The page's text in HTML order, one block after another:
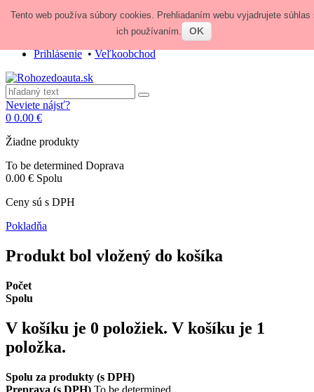
Zavolajte nám:+421 948 84 64 64
obchod@rohozedoauta.sk
Prihlásenie•Veľkoobchod
Neviete nájsť?
0 0.00 €
Žiadne produkty
To be determined Doprava
0.00 € Spolu
Ceny sú s DPH
Pokladňa
Produkt bol vložený do košíka
Počet
Spolu
V košíku je 0 položiek. V košíku je 1
položka.
Spolu za produkty (s DPH)
Preprava (s DPH) To be determined
Tento web používa súbory cookies. Prehliadaním webu vyjadrujete súhlas
ich používaním.
OK